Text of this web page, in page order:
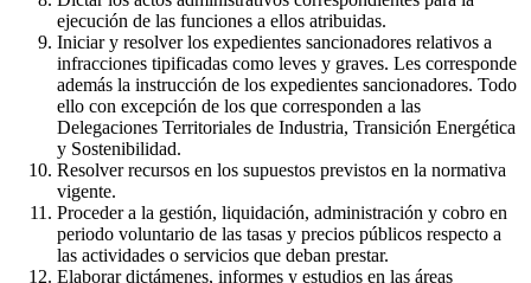
ejecución de las funciones a ellos atribuidas.
Iniciar y resolver los expedientes sancionadores relativos a
infracciones tipificadas como leves y graves. Les corresponde
además la instrucción de los expedientes sancionadores. Todo
ello con excepción de los que corresponden a las
Delegaciones Territoriales de Industria, Transición Energética
y Sostenibilidad.
Resolver recursos en los supuestos previstos en la normativa
vigente.
Proceder a la gestión, liquidación, administración y cobro en
periodo voluntario de las tasas y precios públicos respecto a
las actividades o servicios que deban prestar.
Elaborar dictámenes, informes y estudios en las áreas